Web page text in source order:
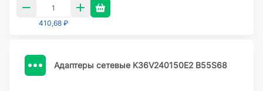
410,68 ₽
Адаптеры сетевые K36V240150E2 B55S68